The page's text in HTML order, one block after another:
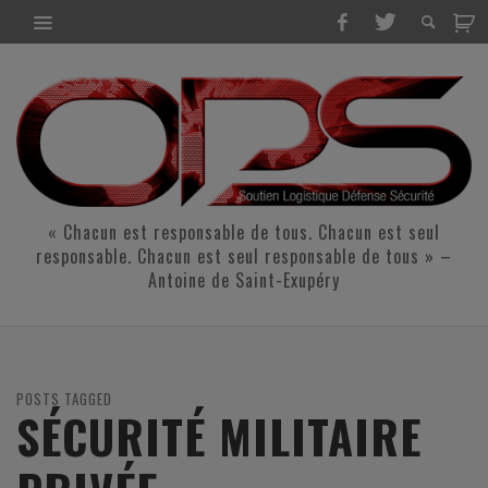
« Chacun est responsable de tous. Chacun est seul
responsable. Chacun est seul responsable de tous » –
Antoine de Saint-Exupéry
POSTS TAGGED
SÉCURITÉ MILITAIRE